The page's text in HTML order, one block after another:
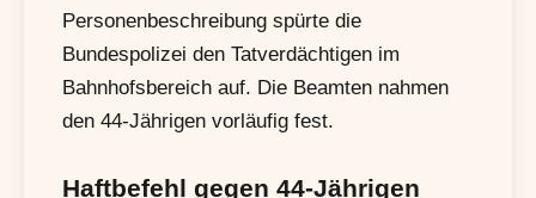
Personenbeschreibung spürte die
Bundespolizei den Tatverdächtigen im
Bahnhofsbereich auf. Die Beamten nahmen
den 44-Jährigen vorläufig fest.
Haftbefehl gegen 44-Jährigen